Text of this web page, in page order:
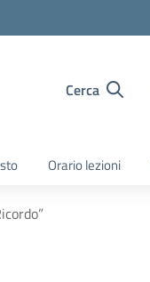
Cerca
Orario lezioni